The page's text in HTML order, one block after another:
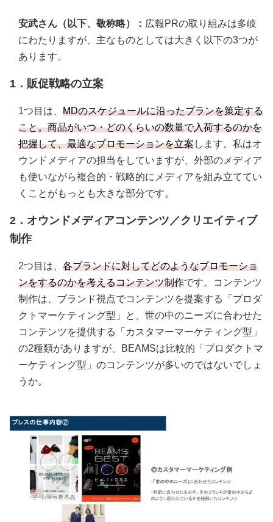
安武さん（以下、敬称略）： 広報PRの取り組みは多岐
にわたりますが、主なものとしては大きく以下の3つが
あります。
1．販促戦略の立案
1つ目は、 MDのスケジュールに沿ったプランを策定する
こと。商品がいつ・どのくらいの数量で入荷するのかを
把握して、最適なプロモーションを立案します。私はオ
ウンドメディアの担当をしていますが、外部のメディア
も使いながら複合的・戦略的にメディアを組み立ててい
くことがもっとも大きな部分です。
2．オウンドメディアコンテンツ／クリエイティブ
制作
2つ目は、 各ブランドに対してどのようなプロモーショ
ンをするのかを考えるコンテンツ制作です。コンテンツ
制作は、ブランド視点でコンテンツを提案する「プロダ
クトマーケティング型」と、世の中のニーズに合わせた
コンテンツを提供する「カスタマーマーケティング型」
の2種類がありますが、BEAMSは比較的「プロダクトマ
ーケティング型」のコンテンツが多いのではないでしょ
うか。